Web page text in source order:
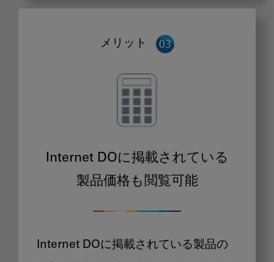
メリット
Internet DOに掲載されている
製品価格も閲覧可能
Internet DOに掲載されている製品の